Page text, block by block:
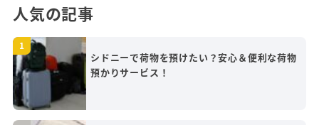
人気の記事
シドニーで荷物を預けたい？安心＆便利な荷物
預かりサービス！